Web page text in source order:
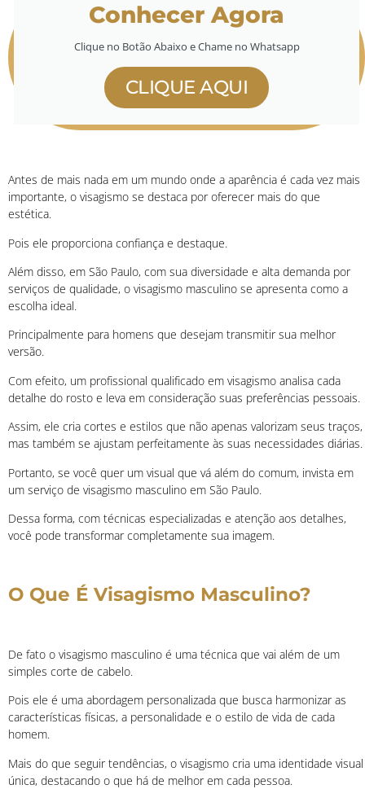
Conhecer Agora
Clique no Botão Abaixo e Chame no Whatsapp
CLIQUE AQUI
Antes de mais nada em um mundo onde a aparência é cada vez mais
importante, o visagismo se destaca por oferecer mais do que
estética.
Pois ele proporciona confiança e destaque.
Além disso, em São Paulo, com sua diversidade e alta demanda por
serviços de qualidade, o visagismo masculino se apresenta como a
escolha ideal.
Principalmente para homens que desejam transmitir sua melhor
versão.
Com efeito, um profissional qualificado em visagismo analisa cada
detalhe do rosto e leva em consideração suas preferências pessoais.
Assim, ele cria cortes e estilos que não apenas valorizam seus traços,
mas também se ajustam perfeitamente às suas necessidades diárias.
Portanto, se você quer um visual que vá além do comum, invista em
um serviço de visagismo masculino em São Paulo.
Dessa forma, com técnicas especializadas e atenção aos detalhes,
você pode transformar completamente sua imagem.
O Que É Visagismo Masculino?
De fato o visagismo masculino é uma técnica que vai além de um
simples corte de cabelo.
Pois ele é uma abordagem personalizada que busca harmonizar as
características físicas, a personalidade e o estilo de vida de cada
homem.
Mais do que seguir tendências, o visagismo cria uma identidade visual
única, destacando o que há de melhor em cada pessoa.